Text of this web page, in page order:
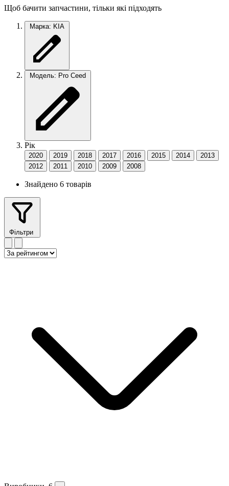
Щоб бачити запчастини, тільки які підходять
Марка: KIA
Модель: Pro Ceed
Рік
2020 2019 2018 2017 2016 2015 2014
2013
2012
2011 2010 2009 2008
Знайдено 6 товарів
Фільтри